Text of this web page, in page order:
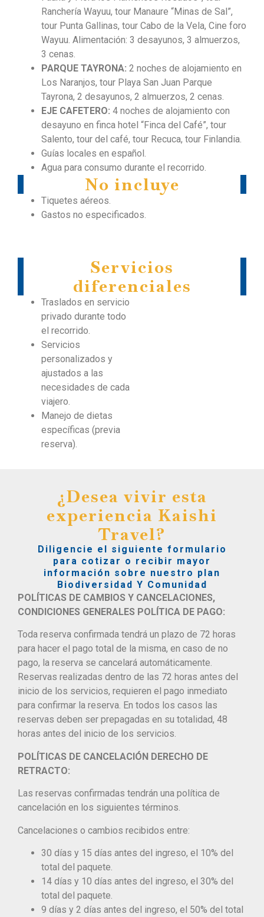
Ranchería Wayuu, tour Manaure “Minas de Sal”,
tour Punta Gallinas, tour Cabo de la Vela, Cine foro
Wayuu. Alimentación: 3 desayunos, 3 almuerzos,
3 cenas.
PARQUE TAYRONA: 2 noches de alojamiento en
Los Naranjos, tour Playa San Juan Parque
Tayrona, 2 desayunos, 2 almuerzos, 2 cenas.
EJE CAFETERO: 4 noches de alojamiento con
desayuno en finca hotel “Finca del Café”, tour
Salento, tour del café, tour Recuca, tour Finlandia.
Guías locales en español.
Agua para consumo durante el recorrido.
No incluye
Tiquetes aéreos.
Gastos no especificados.
Servicios
diferenciales
Traslados en servicio
privado durante todo
el recorrido.
Servicios
personalizados y
ajustados a las
necesidades de cada
viajero.
Manejo de dietas
específicas (previa
reserva).
¿Desea vivir esta
experiencia Kaishi
Travel?
Diligencie el siguiente formulario
para cotizar o recibir mayor
información sobre nuestro plan
Biodiversidad Y Comunidad
POLÍTICAS DE CAMBIOS Y CANCELACIONES,
CONDICIONES GENERALES POLÍTICA DE PAGO:
Toda reserva confirmada tendrá un plazo de 72 horas
para hacer el pago total de la misma, en caso de no
pago, la reserva se cancelará automáticamente.
Reservas realizadas dentro de las 72 horas antes del
inicio de los servicios, requieren el pago inmediato
para confirmar la reserva. En todos los casos las
reservas deben ser prepagadas en su totalidad, 48
horas antes del inicio de los servicios.
POLÍTICAS DE CANCELACIÓN DERECHO DE
RETRACTO:
Las reservas confirmadas tendrán una política de
cancelación en los siguientes términos.
Cancelaciones o cambios recibidos entre:
30 días y 15 días antes del ingreso, el 10% del
total del paquete.
14 días y 10 días antes del ingreso, el 30% del
total del paquete.
9 días y 2 días antes del ingreso, el 50% del total